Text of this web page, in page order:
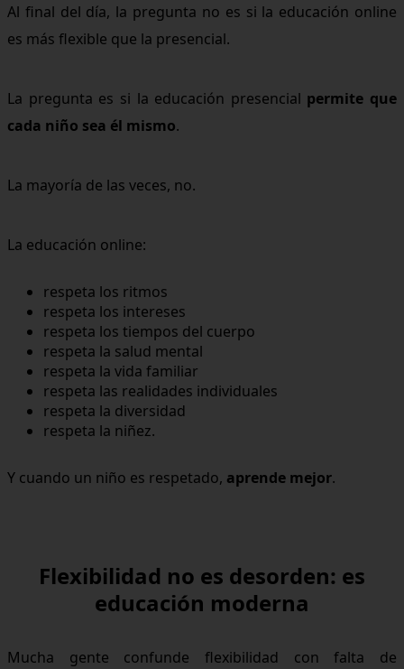
Al final del día, la pregunta no es si la educación online
es más flexible que la presencial.
La pregunta es si la educación presencial permite que
cada niño sea él mismo.
La mayoría de las veces, no.
La educación online:
respeta los ritmos
respeta los intereses
respeta los tiempos del cuerpo
respeta la salud mental
respeta la vida familiar
respeta las realidades individuales
respeta la diversidad
respeta la niñez.
Y cuando un niño es respetado, aprende mejor.
Flexibilidad no es desorden: es
educación moderna
Mucha gente confunde flexibilidad con falta de